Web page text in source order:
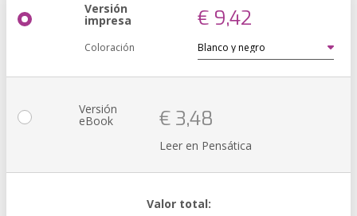
Versión
impresa € 9,42
Coloración
Versión
eBook € 3,48
Leer en Pensática
Valor total: